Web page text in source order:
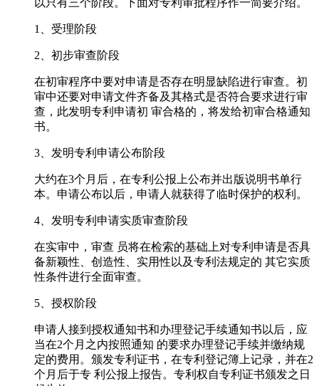
1、受理阶段
2、初步审查阶段
在初审程序中要对申请是否存在明显缺陷进行审查。初
审中还要对申请文件齐备及其格式是否符合要求进行审
查，此发明专利申请初 审合格的，将发给初审合格通知
书。
3、发明专利申请公布阶段
大约在3个月后，在专利公报上公布并出版说明书单行
本。申请公布以后，申请人就获得了临时保护的权利。
4、发明专利申请实质审查阶段
在实审中，审查 员将在检索的基础上对专利申请是否具
备新颖性、创造性、实用性以及专利法规定的 其它实质
性条件进行全面审查。
5、授权阶段
申请人接到授权通知书和办理登记手续通知书以后，应
当在2个月之内按照通知 的要求办理登记手续并缴纳规
定的费用。颁发专利证书，在专利登记簿上记录，并在2
个月后于专 利公报上报告。专利权自专利证书颁发之日